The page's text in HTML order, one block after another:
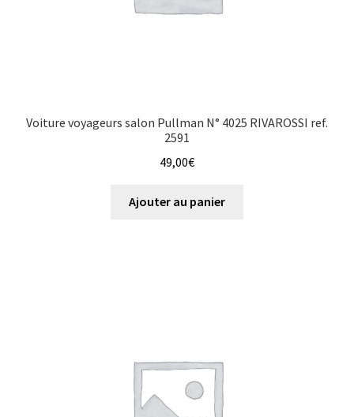
Voiture voyageurs salon Pullman N° 4025 RIVAROSSI ref.
2591
49,00€
Ajouter au panier